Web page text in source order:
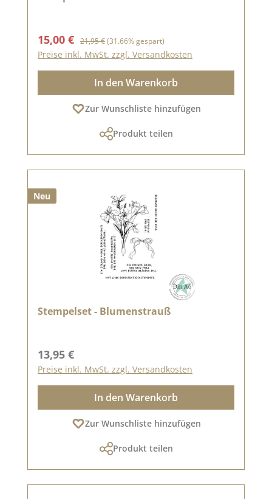
Verkaufspreis:
15,00 € Regulärer Preis:
21,95 €(31.66% gespart)
Preise inkl. MwSt. zzgl. Versandkosten
In den Warenkorb
Zur Wunschliste hinzufügen
Produkt teilen
Neu
Stempelset - Blumenstrauß
Regulärer Preis:
13,95 €
Preise inkl. MwSt. zzgl. Versandkosten
In den Warenkorb
Zur Wunschliste hinzufügen
Produkt teilen